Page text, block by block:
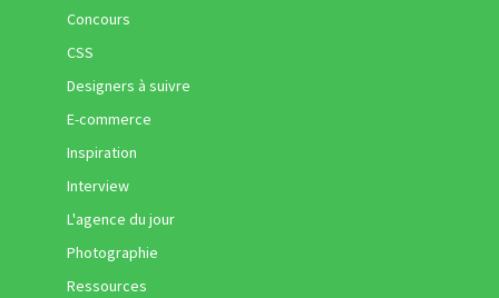
Concours
CSS
Designers à suivre
E-commerce
Inspiration
Interview
L'agence du jour
Photographie
Ressources